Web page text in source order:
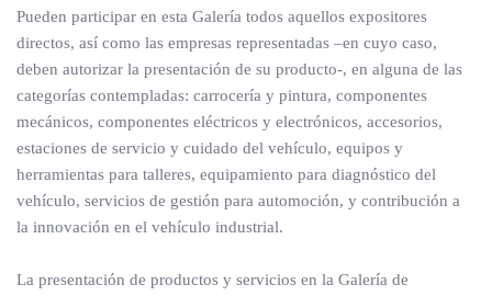
Pueden participar en esta Galería todos aquellos expositores
directos, así como las empresas representadas –en cuyo caso,
deben autorizar la presentación de su producto-, en alguna de las
categorías contempladas: carrocería y pintura, componentes
mecánicos, componentes eléctricos y electrónicos, accesorios,
estaciones de servicio y cuidado del vehículo, equipos y
herramientas para talleres, equipamiento para diagnóstico del
vehículo, servicios de gestión para automoción, y contribución a
la innovación en el vehículo industrial.
La presentación de productos y servicios en la Galería de